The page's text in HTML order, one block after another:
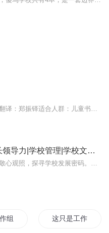
敬观-学校文化|校长领导力|学校管理|学校文化设计
组 这只是工作